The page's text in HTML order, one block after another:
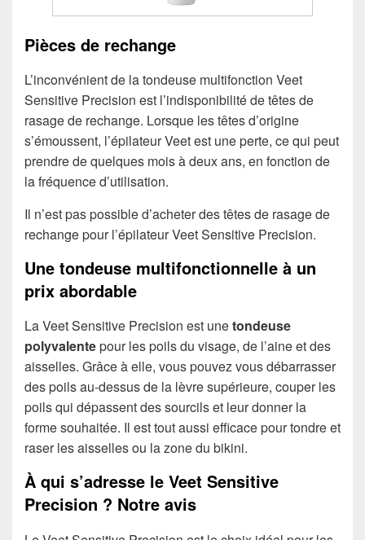
Pièces de rechange
L’inconvénient de la tondeuse multifonction Veet
Sensitive Precision est l’indisponibilité de têtes de
rasage de rechange. Lorsque les têtes d’origine
s’émoussent, l’épilateur Veet est une perte, ce qui peut
prendre de quelques mois à deux ans, en fonction de
la fréquence d’utilisation.
Il n’est pas possible d’acheter des têtes de rasage de
rechange pour l’épilateur Veet Sensitive Precision.
Une tondeuse multifonctionnelle à un
prix abordable
La Veet Sensitive Precision est unetondeuse
polyvalentepour les poils du visage, de l’aine et des
aisselles. Grâce à elle, vous pouvez vous débarrasser
des poils au-dessus de la lèvre supérieure, couper les
poils qui dépassent des sourcils et leur donner la
forme souhaitée. Il est tout aussi efficace pour tondre et
raser les aisselles ou la zone du bikini.
À qui s’adresse le Veet Sensitive
Precision ? Notre avis